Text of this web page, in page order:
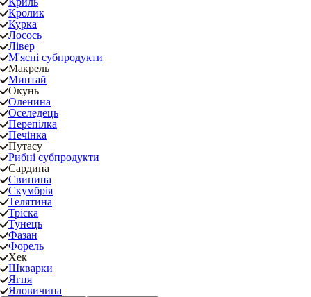
Кролик
Курка
Лосось
Лівер
М'ясні субпродукти
Макрель
Минтай
Окунь
Оленина
Оселедець
Перепілка
Печінка
Путасу
Рибні субпродукти
Сардина
Свинина
Скумбрія
Телятина
Тріска
Тунець
Фазан
Форель
Хек
Шкварки
Ягня
Яловичина